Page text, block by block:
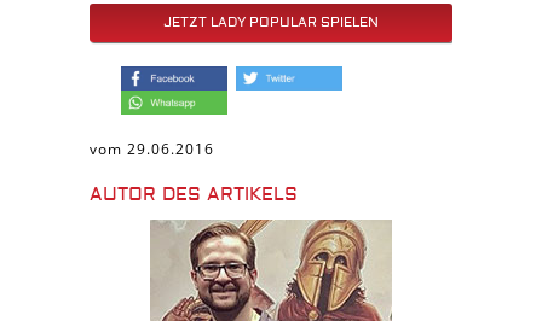
JETZT LADY POPULAR SPIELEN
vom 29.06.2016
AUTOR DES ARTIKELS